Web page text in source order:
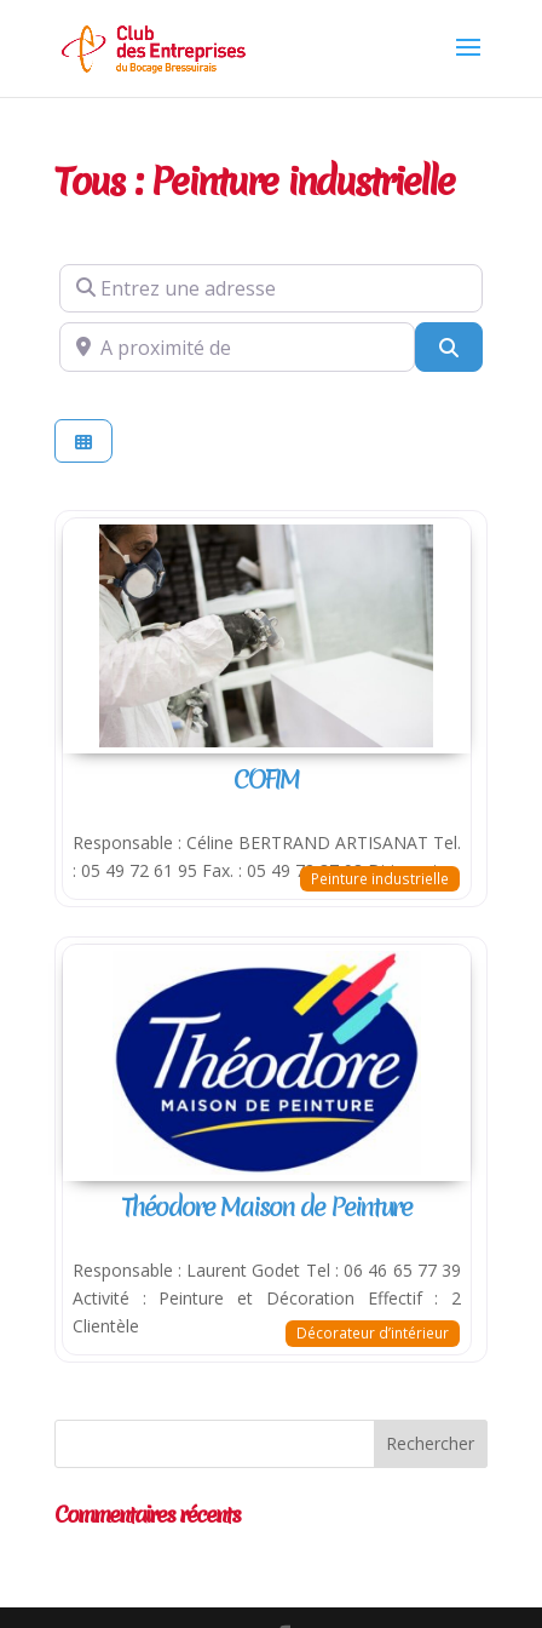
Tous : Peinture industrielle
Entrez une adresse
A proximité de
Peinture industrielle
COFIM
Responsable : Céline BERTRAND ARTISANAT Tel.
: 05 49 72 61 95 Fax. : 05 49 72 37 98 Dirigeant
Décorateur d’intérieur
Théodore Maison de Peinture
Responsable : Laurent Godet Tel : 06 46 65 77 39
Activité : Peinture et Décoration Effectif : 2
Clientèle
Commentaires récents